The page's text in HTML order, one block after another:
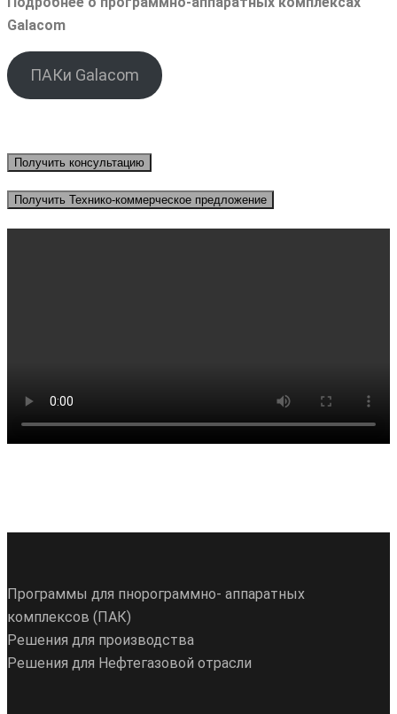
Galacom
ПАКи Galacom
Получить консультацию
Получить Технико-коммерческое предложение
Программы для пнорограммно- аппаратных
комплексов (ПАК)
Решения для производства
Решения для Нефтегазовой отрасли